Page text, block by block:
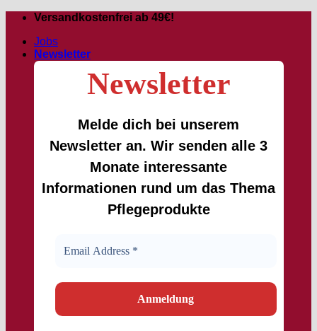
Passer
contenu
Versandkostenfrei ab 49€!
Jobs
Newsletter
Newsletter
Melde dich bei unserem
Newsletter an. Wir senden alle 3
Monate interessante
Informationen rund um das Thema
Pflegeprodukte